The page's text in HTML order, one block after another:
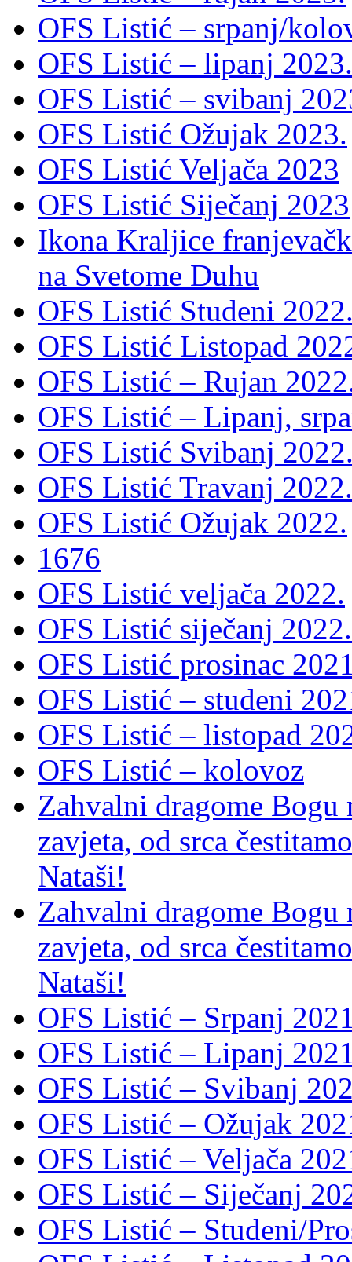
OFS Listić – srpanj/
OFS Listić – lipanj 2023.
OFS Listić – svibanj
OFS Listić Ožujak 2023.
OFS Listić Veljača 2023
OFS Listić Siječanj 2023
Ikona Kraljice
na Svetome Duhu
OFS Listić Studeni
OFS Listić Listopad
OFS Listić – Rujan
OFS Listić – Lipanj,
OFS Listić Svibanj
OFS Listić Travanj 2022.
OFS Listić Ožujak 2022.
1676
OFS Listić veljača 2022.
OFS Listić siječanj 2022.
OFS Listić prosinac
OFS Listić – studeni
OFS Listić – listopad
OFS Listić – kolovoz
Zahvalni dragome Bogu
zavjeta, od srca
Nataši!
Zahvalni dragome Bogu
zavjeta, od srca
Nataši!
OFS Listić – Srpanj
OFS Listić – Lipanj
OFS Listić – Svibanj
OFS Listić – Ožujak
OFS Listić – Veljača
OFS Listić – Siječanj
OFS Listić – Studeni/